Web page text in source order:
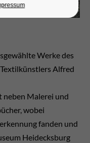
Werke des
Alfred
neben Malerei und
wobei
fanden und
Heidecksburg